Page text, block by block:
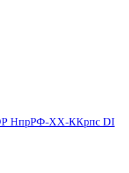
НпрРФ-ХХ-ККрпс DI